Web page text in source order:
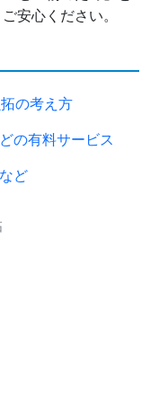
安心ください。
の考え方
の有料サービス
ど